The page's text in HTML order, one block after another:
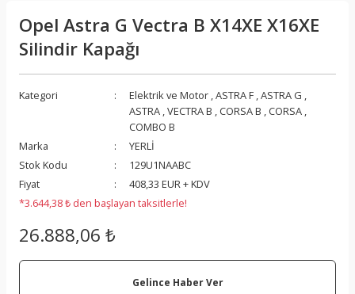
Opel Astra G Vectra B X14XE X16XE
Silindir Kapağı
Kategori Elektrik ve Motor ,ASTRA F ,ASTRA G ,
ASTRA ,VECTRA B , CORSA B , CORSA ,
COMBO B
Marka
YERLİ
Stok Kodu
129U1NAABC
Fiyat
408,33 EUR + KDV
*3.644,38 ₺ den başlayan taksitlerle!
26.888,06 ₺
Gelince Haber Ver